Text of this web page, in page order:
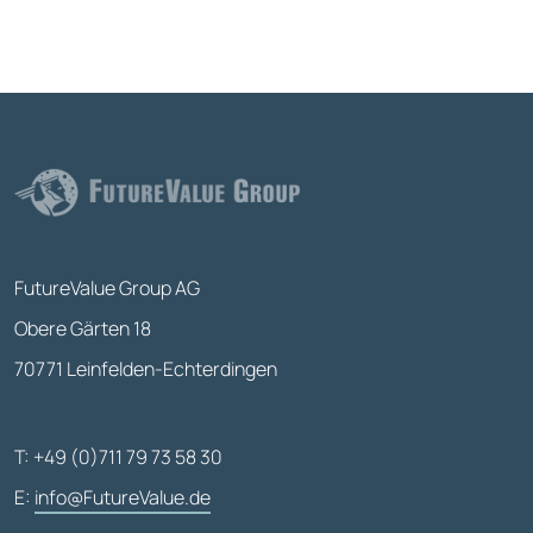
FutureValue Group AG
Obere Gärten 18
70771 Leinfelden-Echterdingen
T: +49 (0)711 79 73 58 30
E: info@FutureValue.de